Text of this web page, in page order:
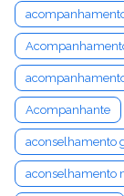
Acompanhante
aconselhamento
aconselhamento